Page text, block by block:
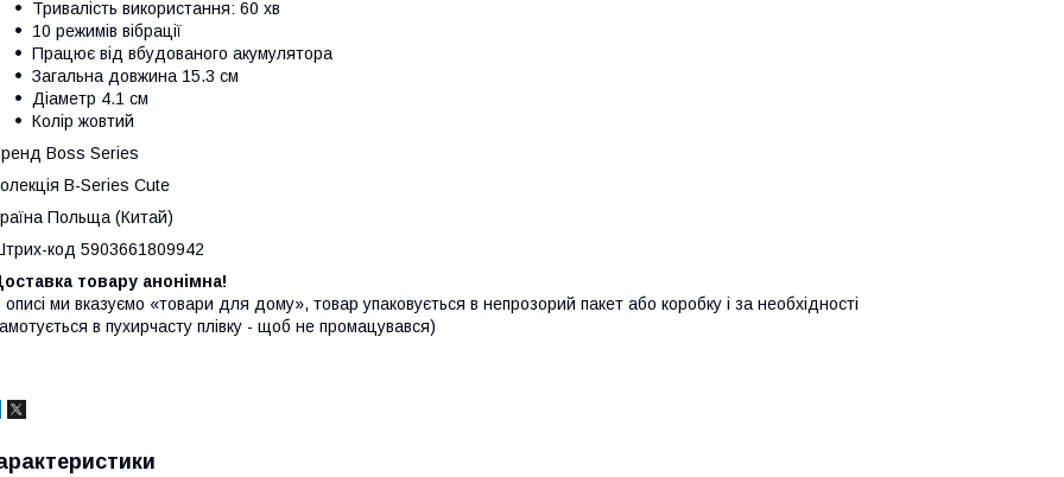
Тривалість використання: 60 хв
10 режимів вібрації
Працює від вбудованого акумулятора
Загальна довжина 15.3 см
Діаметр 4.1 см
Колір жовтий
Boss Series
B-Series Cute
Польща (Китай)
код 5903661809942
товару анонімна!
описі ми вказуємо «товари для дому», товар упаковується в непрозорий пакет або коробку і за необхідності
в пухирчасту плівку - щоб не промацувався)